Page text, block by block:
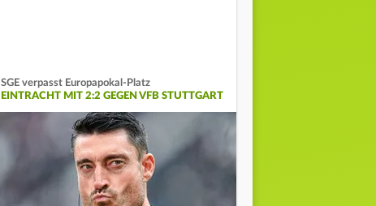
SGE verpasst Europapokal-Platz
EINTRACHT MIT 2:2 GEGEN VFB STUTTGART